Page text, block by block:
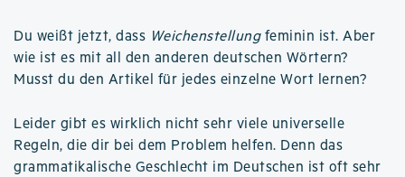
Du weißt jetzt, dass Weichenstellungfeminin ist. Aber
wie ist es mit all den anderen deutschen Wörtern?
Musst du den Artikel für jedes einzelne Wort lernen?
Leider gibt es wirklich nicht sehr viele universelle
Regeln, die dir bei dem Problem helfen. Denn das
grammatikalische Geschlecht im Deutschen ist oft sehr